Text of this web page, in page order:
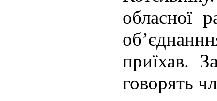
обласної
приїхав.
говорять